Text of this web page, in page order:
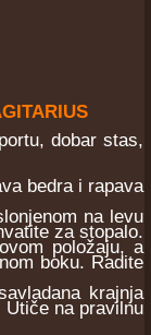
dobar stas,
bedra i rapava
na levu
za stopalo.
položaju, a
boku. Radite
krajnja
Utiče na pravilnu